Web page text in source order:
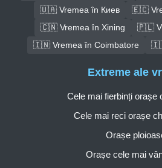
🇺🇦 Vremea în Киев
🇪🇨
🇨🇳 Vremea în Xining
🇵🇱
🇮🇳 Vremea în Coimbatore
Extreme ale
Cele mai fierbinți orașe
Cele mai reci orașe
Orașe
Orașe cele mai